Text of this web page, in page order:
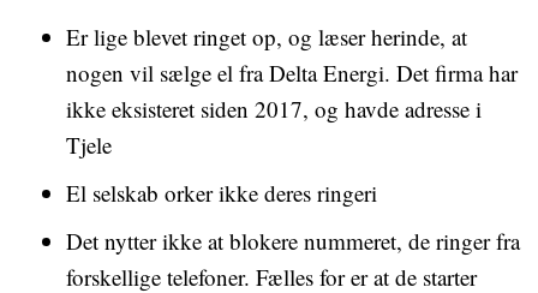
Er lige blevet ringet op, og læser herinde, at
nogen vil sælge el fra Delta Energi. Det firma har
ikke eksisteret siden 2017, og havde adresse i
Tjele
El selskab orker ikke deres ringeri
Det nytter ikke at blokere nummeret, de ringer fra
forskellige telefoner. Fælles for er at de starter